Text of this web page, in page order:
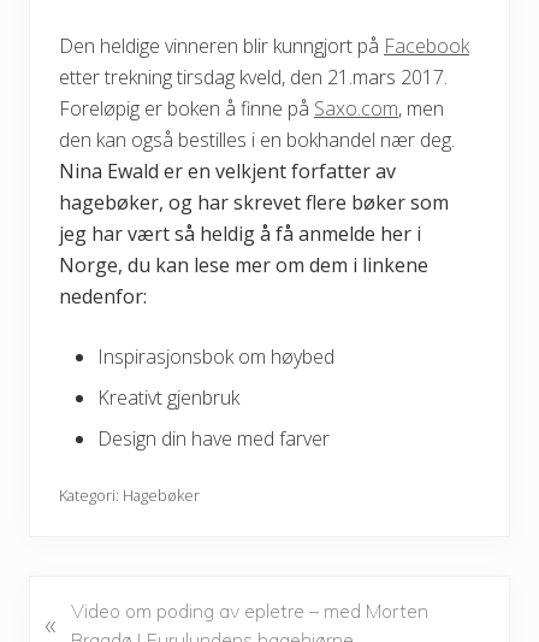
Den heldige vinneren blir kunngjort på Facebook
etter trekning tirsdag kveld, den 21.mars 2017.
Foreløpig er boken å finne på Saxo.com, men
den kan også bestilles i en bokhandel nær deg.
Nina Ewald er en velkjent forfatter av
hagebøker, og har skrevet flere bøker som
jeg har vært så heldig å få anmelde her i
Norge, du kan lese mer om dem i linkene
nedenfor:
Inspirasjonsbok om høybed
Kreativt gjenbruk
Design din have med farver
Kategori: Hagebøker
«
Video om poding av epletre – med Morten